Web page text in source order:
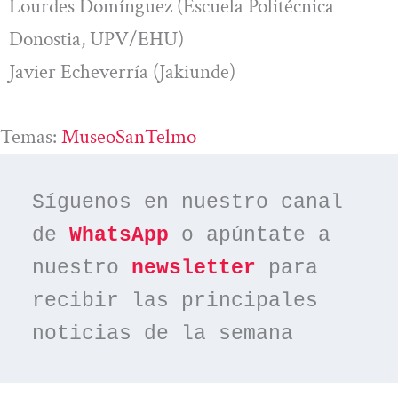
Lourdes Domínguez (Escuela Politécnica
Donostia, UPV/EHU)
Javier Echeverría (Jakiunde)
Temas: MuseoSanTelmo
Síguenos en nuestro canal
de WhatsApp o apúntate a
nuestro newsletter para
recibir las principales
noticias de la semana